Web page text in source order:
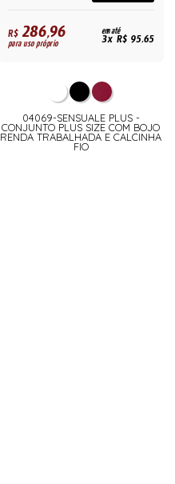
R$286,96
para uso próprio
em até
3x R$ 95,65
04069-SENSUALE PLUS -
CONJUNTO PLUS SIZE COM BOJO
RENDA TRABALHADA E CALCINHA
FIO